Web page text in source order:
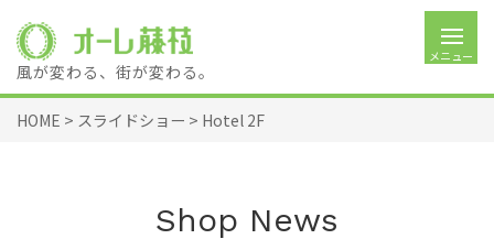
風が変わる、街が変わる。
メニュー
HOME > スライドショー > Hotel 2F
Shop News